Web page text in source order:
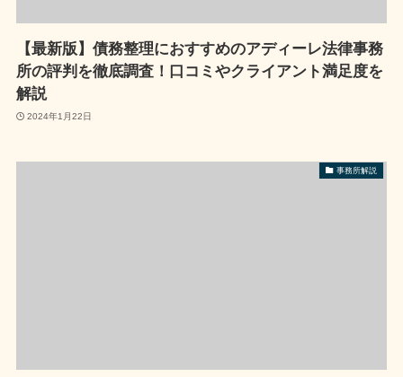
【最新版】債務整理におすすめのアディーレ法律事務
所の評判を徹底調査！口コミやクライアント満足度を
解説
2024年1月22日
事務所解説